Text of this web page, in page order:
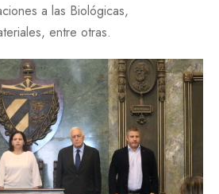
a las Biológicas,
entre otras.